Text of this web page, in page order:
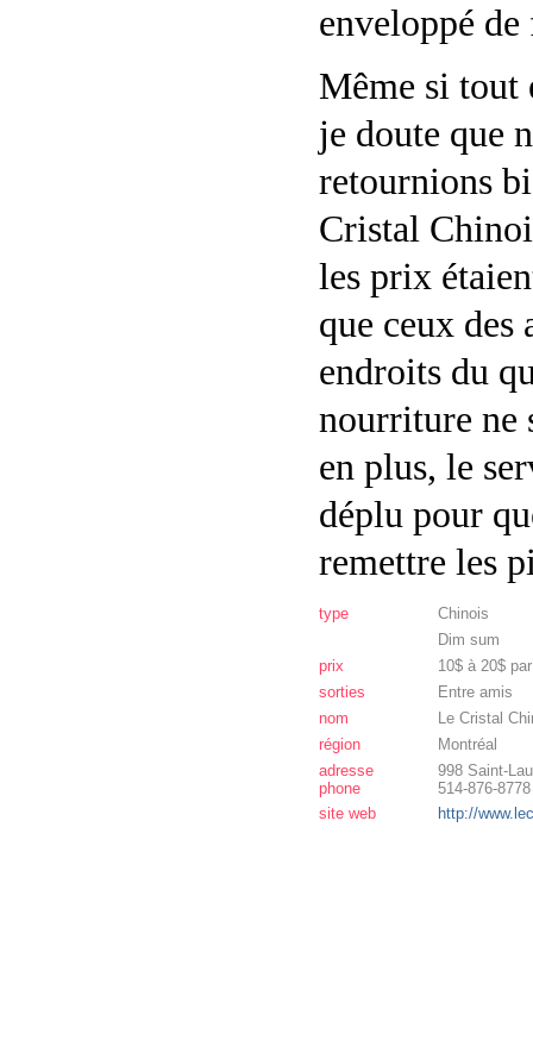
enveloppé
Même si tout
je doute que
retournions
Cristal
les prix
que ceux des
endroits du
nourriture ne
en plus, le
déplu pour
remettre les
type
Chinois
Dim sum
prix
10$ à 20$
sorties
Entre amis
nom
Le Cristal
région
Montréal
adresse
phone
998 Saint-
514-876-8778
site web
http://